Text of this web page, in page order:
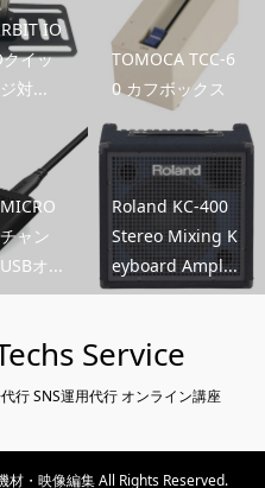
IO
クイッ
対...
TOMOCA TCC-6
0 カフボックス
ャン
オ...
Roland KC-400
Stereo Mixing K
eyboard Ampl...
Service
行 SNS運用代行 オンライン講座
・映像編集 All Rights Reserved.